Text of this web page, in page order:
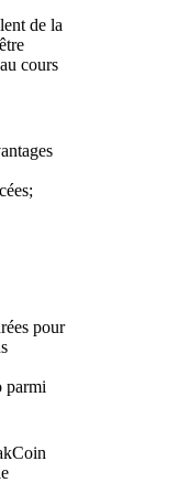
de la
cours
pour
parmi